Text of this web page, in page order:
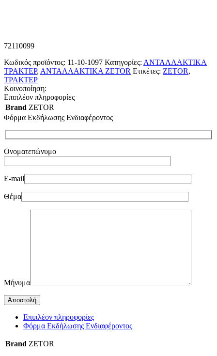
72110099
Κωδικός προϊόντος: 11-10-1097 Κατηγορίες: ΑΝΤΑΛΛΑΚΤΙΚΑ
ΤΡΑΚΤΕΡ, ΑΝΤΑΛΛΑΚΤΙΚΑ ZETOR Ετικέτες: ZETOR,
ΤΡΑΚΤΕΡ
Κοινοποίηση:
Επιπλέον πληροφορίες
Brand ZETOR
Φόρμα Εκδήλωσης Ενδιαφέροντος
Ονοματεπώνυμο
E-mail
Θέμα
Μήνυμα
Επιπλέον πληροφορίες
Φόρμα Εκδήλωσης Ενδιαφέροντος
Brand ZETOR